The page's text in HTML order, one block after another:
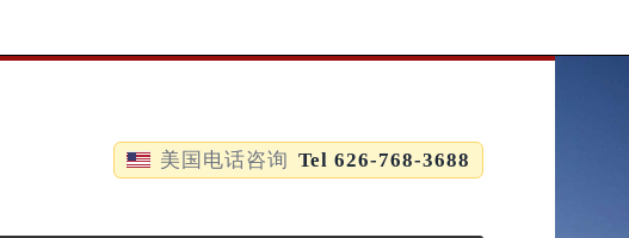
美国电话咨询 Tel 626-768-3688